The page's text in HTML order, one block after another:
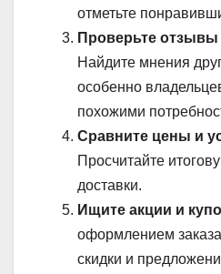
отметьте
Проверьте отзывы
Найдите мнения
особенно
похожими
Сравните цены и
Просчитайте
доставки.
Ищите акции и
оформлением
скидки и